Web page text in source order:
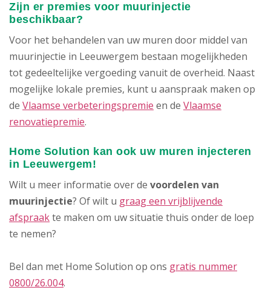
Zijn er premies voor muurinjectie
beschikbaar?
Voor het behandelen van uw muren door middel van
muurinjectie in Leeuwergem bestaan mogelijkheden
tot gedeeltelijke vergoeding vanuit de overheid. Naast
mogelijke lokale premies, kunt u aanspraak maken op
de Vlaamse verbeteringspremie en de Vlaamse
renovatiepremie.
Home Solution kan ook uw muren injecteren
in Leeuwergem!
Wilt u meer informatie over de voordelen van
muurinjectie? Of wilt u graag een vrijblijvende
afspraakte maken om uw situatie thuis onder de loep
te nemen?
Bel dan met Home Solution op ons gratis nummer
0800/26.004.